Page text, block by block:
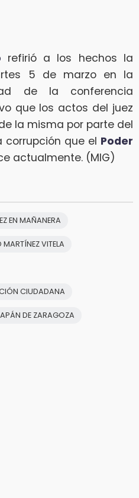
refirió a los hechos la
5 de marzo en la
de la conferencia
que los actos del juez
la misma por parte del
que el Poder
actualmente. (MIG)‌
EN MAÑANERA
VITELA
CIUDADANA
DE ZARAGOZA